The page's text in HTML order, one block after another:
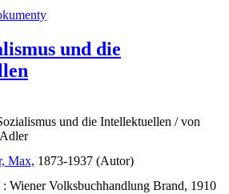
und die
und die Intellektuellen / von
Max, 1873-1937 (Autor)
: Wiener Volksbuchhandlung Brand, 1910